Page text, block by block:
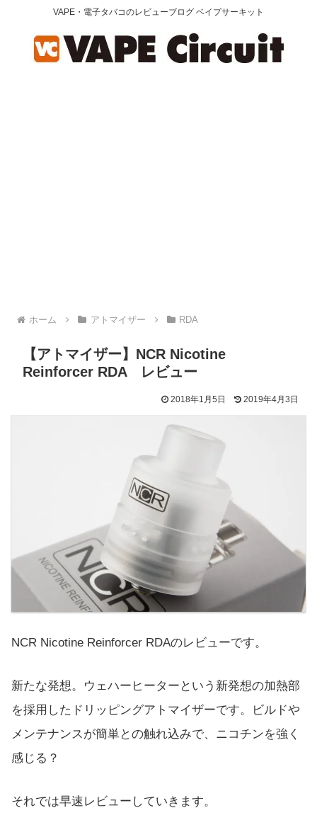
VAPE・電子タバコのレビューブログ ベイプサーキット
ホーム アトマイザー RDA
【アトマイザー】NCR Nicotine
Reinforcer RDA レビュー
2018年1月5日 2019年4月3日
NCR Nicotine Reinforcer RDAのレビューです。
新たな発想。ウェハーヒーターという新発想の加熱部
を採用したドリッピングアトマイザーです。ビルドや
メンテナンスが簡単との触れ込みで、ニコチンを強く
感じる？
それでは早速レビューしていきます。